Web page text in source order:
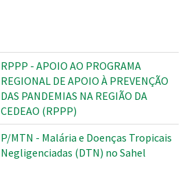
RPPP - APOIO AO PROGRAMA
REGIONAL DE APOIO À PREVENÇÃO
DAS PANDEMIAS NA REGIÃO DA
CEDEAO (RPPP)
P/MTN - Malária e Doenças Tropicais
Negligenciadas (DTN) no Sahel